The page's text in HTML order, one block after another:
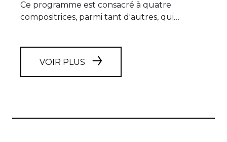
Ce programme est consacré à quatre
compositrices, parmi tant d'autres, qui…
VOIR PLUS